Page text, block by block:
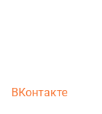
ВКонтакте